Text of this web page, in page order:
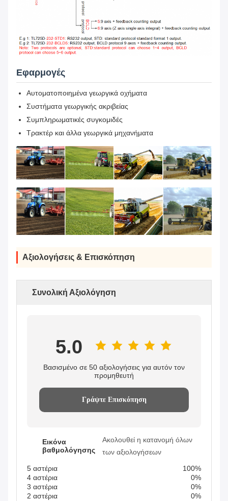
Εφαρμογές
Αυτοματοποιημένα γεωργικά οχήματα
Συστήματα γεωργικής ακριβείας
Συμπληρωματικές συγκομιδές
Τρακτέρ και άλλα γεωργικά μηχανήματα
Αξιολογήσεις & Επισκόπηση
Συνολική Αξιολόγηση
5.0
Βασισμένο σε 50 αξιολογήσεις για αυτόν τον
προμηθευτή
Γράψτε Επισκόπηση
Εικόνα
βαθμολόγησης
Ακολουθεί η κατανομή όλων
των αξιολογήσεων
5 αστέρια
100%
4 αστέρια
0%
3 αστέρια
0%
2 αστέρια
0%